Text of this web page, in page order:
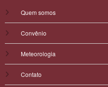
Quem somos
Convênio
Meteorologia
Contato